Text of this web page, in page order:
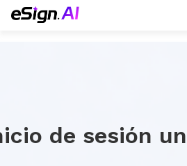
de sesión